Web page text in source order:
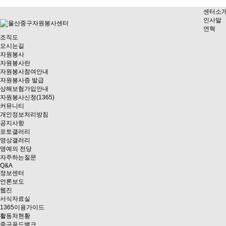
센터소
인사말
연혁
조직도
오시는길
자원봉사
자원봉사란
자원봉사참여안내
자원봉사증 발급
상해보험가입안내
자원봉사신청(1365)
커뮤니티
개인정보처리방침
공지사항
포토갤러리
영상갤러리
명예의 전당
자주하는질문
Q&A
정보센터
언론보도
웹진
서식자료실
1365이용가이드
활동처현황
중구푸드뱅크